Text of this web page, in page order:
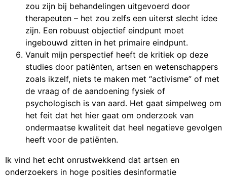
zou zijn bij behandelingen uitgevoerd door
therapeuten – het zou zelfs een uiterst slecht idee
zijn. Een robuust objectief eindpunt moet
ingebouwd zitten in het primaire eindpunt.
Vanuit mijn perspectief heeft de kritiek op deze
studies door patiënten, artsen en wetenschappers
zoals ikzelf, niets te maken met “activisme” of met
de vraag of de aandoening fysiek of
psychologisch is van aard. Het gaat simpelweg om
het feit dat het hier gaat om onderzoek van
ondermaatse kwaliteit dat heel negatieve gevolgen
heeft voor de patiënten.
Ik vind het echt onrustwekkend dat artsen en
onderzoekers in hoge posities desinformatie